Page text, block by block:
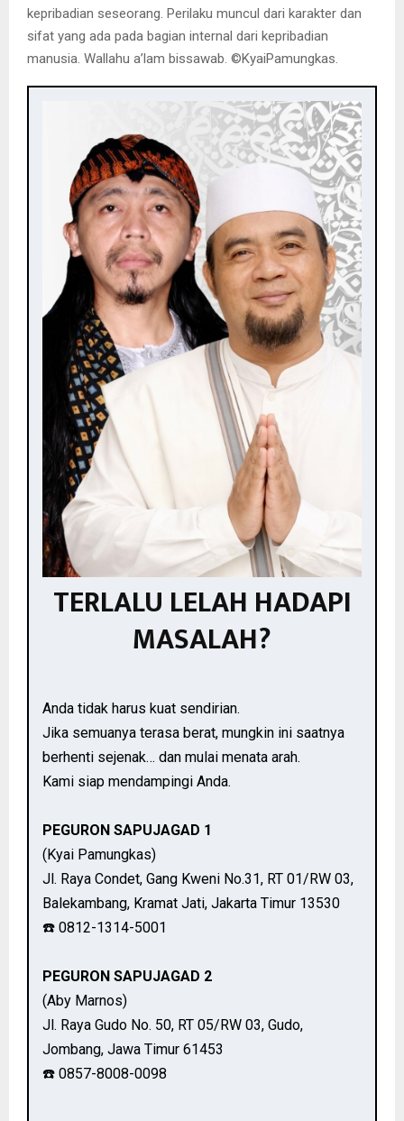
kepribadian seseorang. Perilaku muncul dari karakter dan
sifat yang ada pada bagian internal dari kepribadian
manusia. Wallahu a’lam bissawab. ©️KyaiPamungkas.
TERLALU LELAH HADAPI
MASALAH?
Anda tidak harus kuat sendirian.
Jika semuanya terasa berat, mungkin ini saatnya
berhenti sejenak… dan mulai menata arah.
Kami siap mendampingi Anda.
PEGURON SAPUJAGAD 1
(Kyai Pamungkas)
Jl. Raya Condet, Gang Kweni No.31, RT 01/RW 03,
Balekambang, Kramat Jati, Jakarta Timur 13530
☎️ 0812-1314-5001
PEGURON SAPUJAGAD 2
(Aby Marnos)
Jl. Raya Gudo No. 50, RT 05/RW 03, Gudo,
Jombang, Jawa Timur 61453
☎️ 0857-8008-0098